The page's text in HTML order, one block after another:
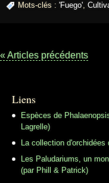
Mots-clés : 'Fuego',
« Articles précédents
Liens
Espèces de
Lagrelle)
La collection d'orchidées
Les Paludariums, un
(par Phill & Patrick)